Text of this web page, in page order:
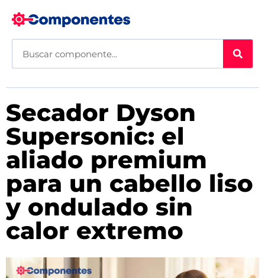
Secador Dyson
Supersonic: el
aliado premium
para un cabello liso
y ondulado sin
calor extremo